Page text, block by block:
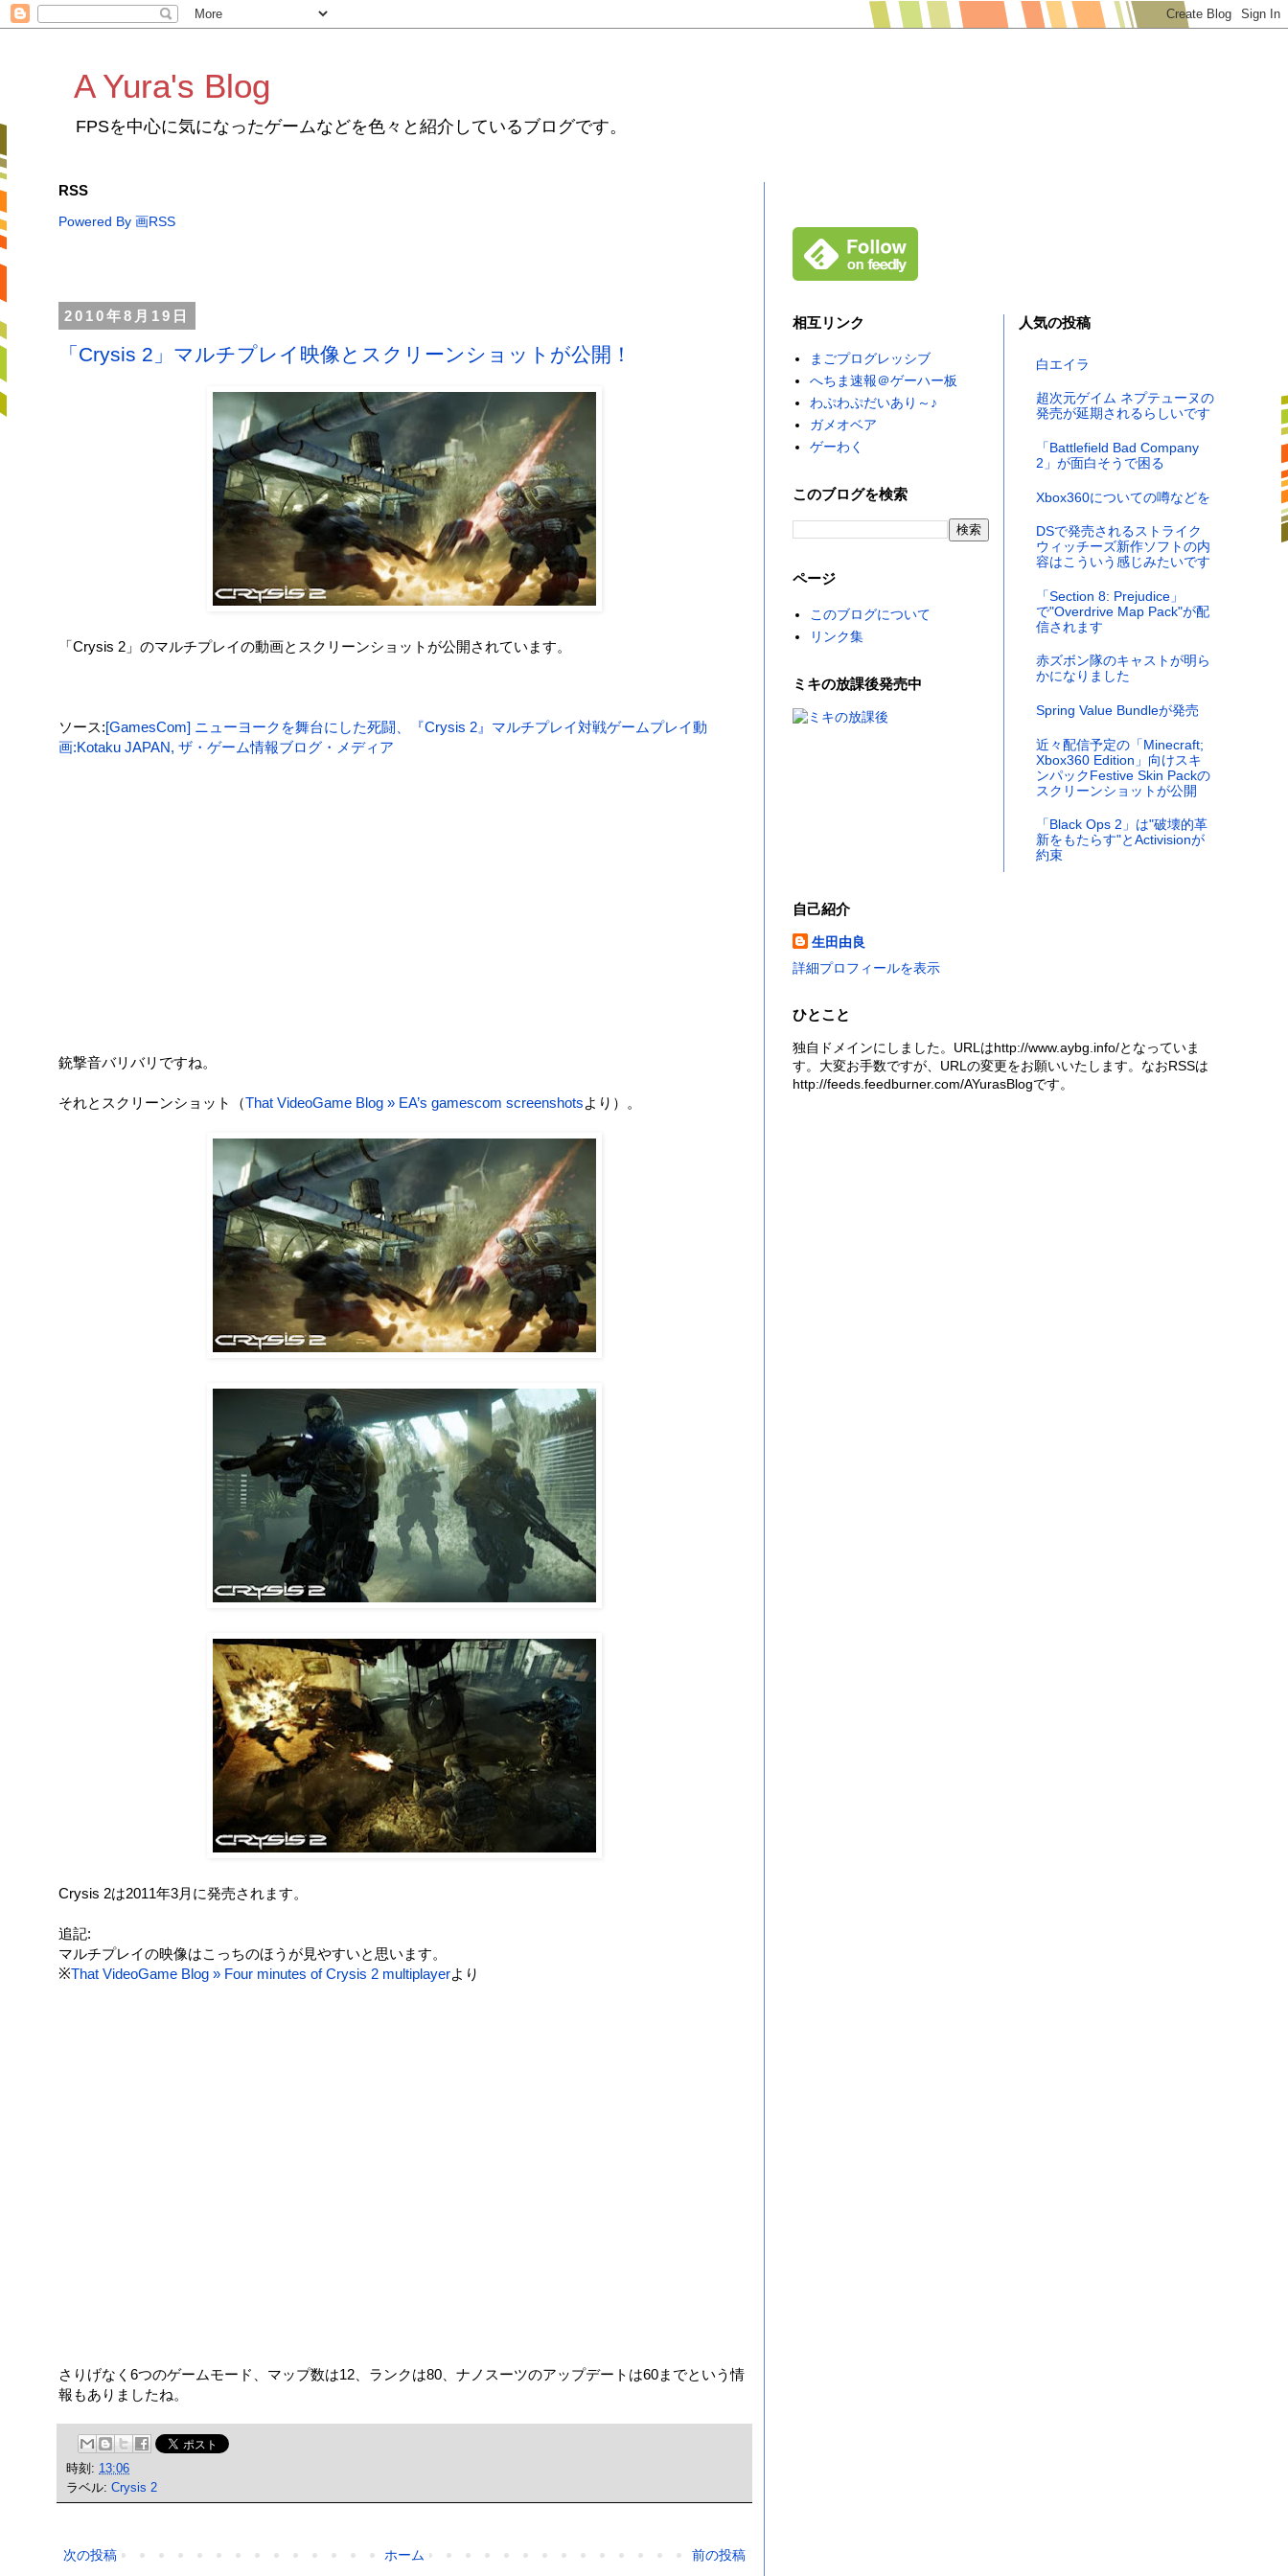
A Yura's Blog
FPSを中心に気になったゲームなどを色々と紹介しているブログです。
RSS
Powered By 画RSS
2010年8月19日
「Crysis 2」マルチプレイ映像とスクリーンショットが公開！
「Crysis 2」のマルチプレイの動画とスクリーンショットが公開されています。
ソース:[GamesCom] ニューヨークを舞台にした死闘、『Crysis 2』マルチプレイ対戦ゲームプレイ動
画:Kotaku JAPAN, ザ・ゲーム情報ブログ・メディア
銃撃音バリバリですね。
それとスクリーンショット（That VideoGame Blog » EA’s gamescom screenshotsより）。
Crysis 2は2011年3月に発売されます。
追記:
マルチプレイの映像はこっちのほうが見やすいと思います。
※That VideoGame Blog » Four minutes of Crysis 2 multiplayerより
さりげなく6つのゲームモード、マップ数は12、ランクは80、ナノスーツのアップデートは60までという情
報もありましたね。
時刻: 13:06
ラベル: Crysis 2
次の投稿 前の投稿
ホーム
相互リンク
まごプログレッシブ
へちま速報＠ゲーハー板
わぷわぷだいあり～♪
ガメオベア
ゲーわく
このブログを検索
ページ
このブログについて
リンク集
ミキの放課後発売中
人気の投稿
白エイラ
超次元ゲイム ネプテューヌの
発売が延期されるらしいです
「Battlefield Bad Company
2」が面白そうで困る
Xbox360についての噂などを
DSで発売されるストライク
ウィッチーズ新作ソフトの内
容はこういう感じみたいです
「Section 8: Prejudice」
で"Overdrive Map Pack"が配
信されます
赤ズボン隊のキャストが明ら
かになりました
Spring Value Bundleが発売
近々配信予定の「Minecraft;
Xbox360 Edition」向けスキ
ンパックFestive Skin Packの
スクリーンショットが公開
「Black Ops 2」は"破壊的革
新をもたらす"とActivisionが
約束
自己紹介
生田由良
詳細プロフィールを表示
ひとこと
独自ドメインにしました。URLはhttp://www.aybg.info/となっていま
す。大変お手数ですが、URLの変更をお願いいたします。なおRSSは
http://feeds.feedburner.com/AYurasBlogです。